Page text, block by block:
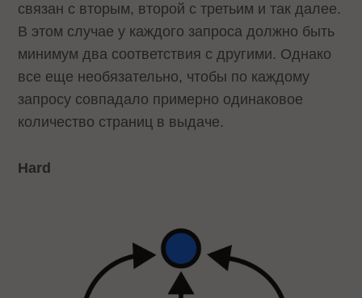
связан с вторым, второй с третьим и так далее.
В этом случае у каждого запроса должно быть
минимум два соответствия с другими. Однако
все еще необязательно, чтобы по каждому
запросу совпадало примерно одинаковое
количество страниц в выдаче.
Hard